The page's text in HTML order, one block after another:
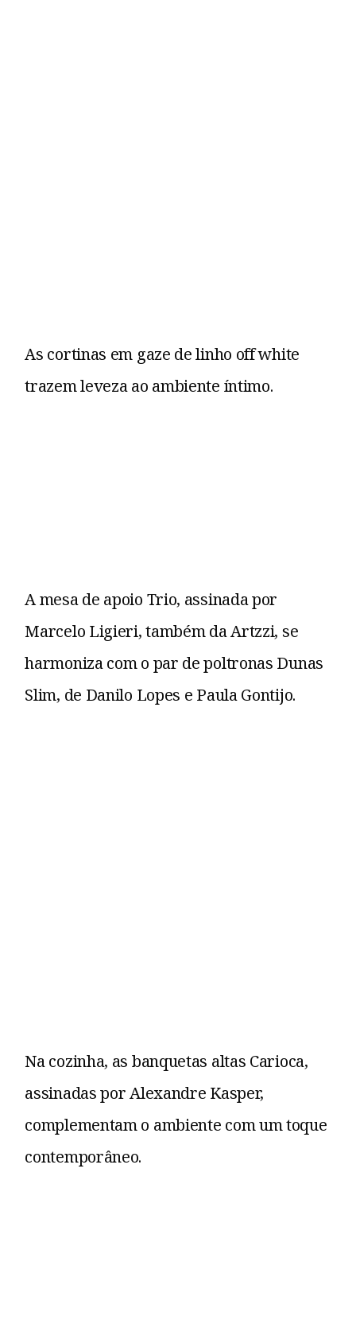
As cortinas em gaze de linho off white
trazem leveza ao ambiente íntimo.
A mesa de apoio Trio, assinada por
Marcelo Ligieri, também da Artzzi, se
harmoniza com o par de poltronas Dunas
Slim, de Danilo Lopes e Paula Gontijo.
Na cozinha, as banquetas altas Carioca,
assinadas por Alexandre Kasper,
complementam o ambiente com um toque
contemporâneo.